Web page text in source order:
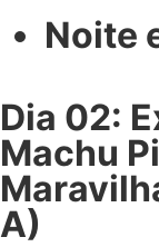
Noite
Dia 02:
Machu
A)